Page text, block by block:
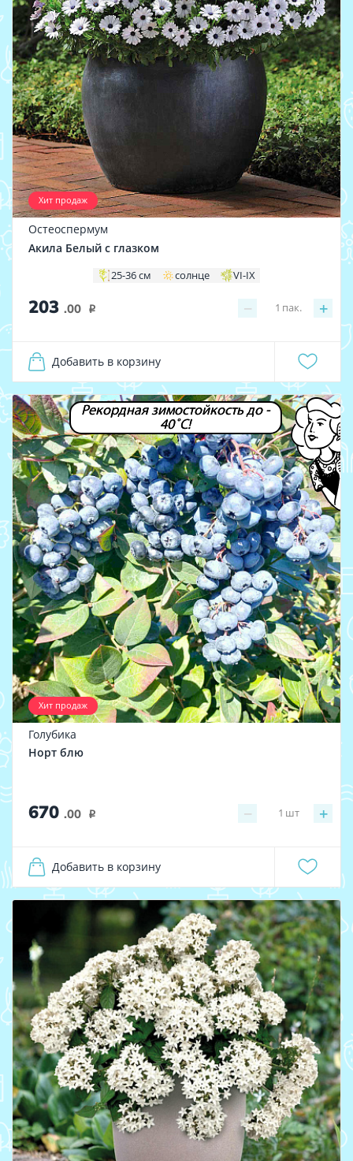
Хит продаж
Остеоспермум
Акила Белый с глазком
25-36 см солнце VI-IX
203 .00 i − +
1 пак.
Добавить в корзину
Рекордная зимостойкость до -
40˚С!
Хит продаж
Голубика
Норт блю
670 .00 i − +
1 шт
Добавить в корзину